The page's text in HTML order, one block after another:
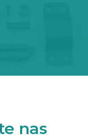
nas